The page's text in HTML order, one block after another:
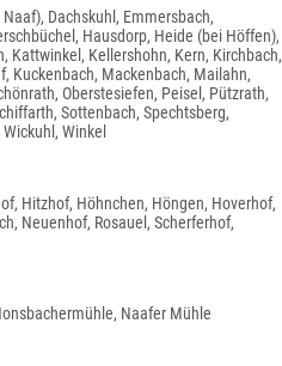
Dachskuhl, Emmersbach,
Hausdorp, Heide (bei Höffen),
Kattwinkel, Kellershohn, Kern, Kirchbach,
Kuckenbach, Mackenbach, Mailahn,
Oberstesiefen, Peisel, Pützrath,
Sottenbach, Spechtsberg,
Winkel
Hitzhof, Höhnchen, Höngen, Hoverhof,
Neuenhof, Rosauel, Scherferhof,
Naafer Mühle